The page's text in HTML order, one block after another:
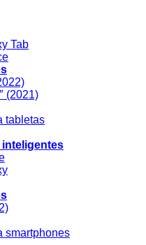
Tab
(2021)
tabletas
smartphones